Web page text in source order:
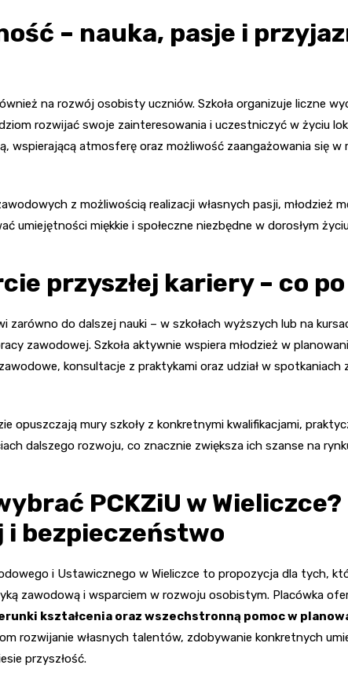
– nauka, pasje i
na rozwój osobisty uczniów. Szkoła organizuje liczne
rozwijać swoje zainteresowania i uczestniczyć w życiu
wspierającą atmosferę oraz możliwość zaangażowania się w
z możliwością realizacji własnych pasji, młodzież
umiejętności miękkie i społeczne niezbędne w dorosłym
przyszłej kariery – co
zarówno do dalszej nauki – w szkołach wyższych lub na
zawodowej. Szkoła aktywnie wspiera młodzież w
konsultacje z praktykami oraz udział w spotkaniach
opuszczają mury szkoły z konkretnymi kwalifikacjami,
dalszego rozwoju, co znacznie zwiększa ich szanse na
PCKZiU w Wieliczce?
bezpieczeństwo
i Ustawicznego w Wieliczce to propozycja dla tych,
zawodową i wsparciem w rozwoju osobistym. Placówka
kształcenia oraz wszechstronną pomoc w
rozwijanie własnych talentów, zdobywanie konkretnych
przyszłość.